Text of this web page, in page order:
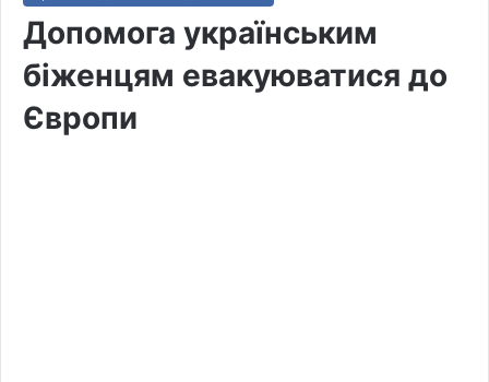
Допомога українським
біженцям евакуюватися до
Європи